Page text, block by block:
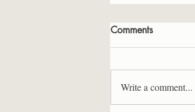
Comments
Write a comment...